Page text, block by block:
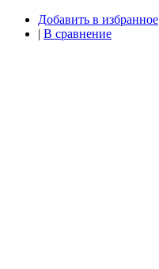
Добавить в избранное
| В сравнение